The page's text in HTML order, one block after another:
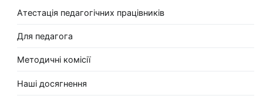
Атестація педагогічних працівників
Для педагога
Методичні комісії
Наші досягнення